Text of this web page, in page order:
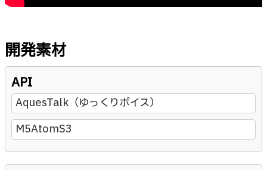
開発素材
API
AquesTalk（ゆっくりボイス）
M5AtomS3